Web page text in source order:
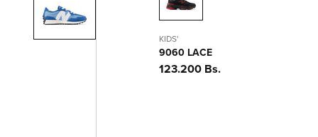
KIDS'
9060 LACE
Precio
123.200 Bs.